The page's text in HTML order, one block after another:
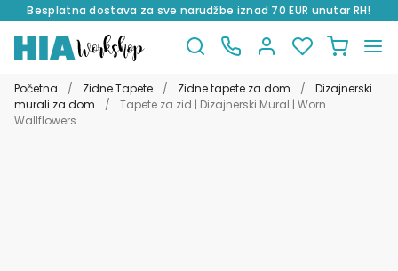
Besplatna dostava za sve narudžbe iznad 70 EUR unutar RH!
na
navigaciju
do
sadržaja
Početna / Zidne Tapete / Zidne tapete za dom /
Dizajnerski
murali za dom
/
Tapete za zid | Dizajnerski Mural | Worn
Wallflowers